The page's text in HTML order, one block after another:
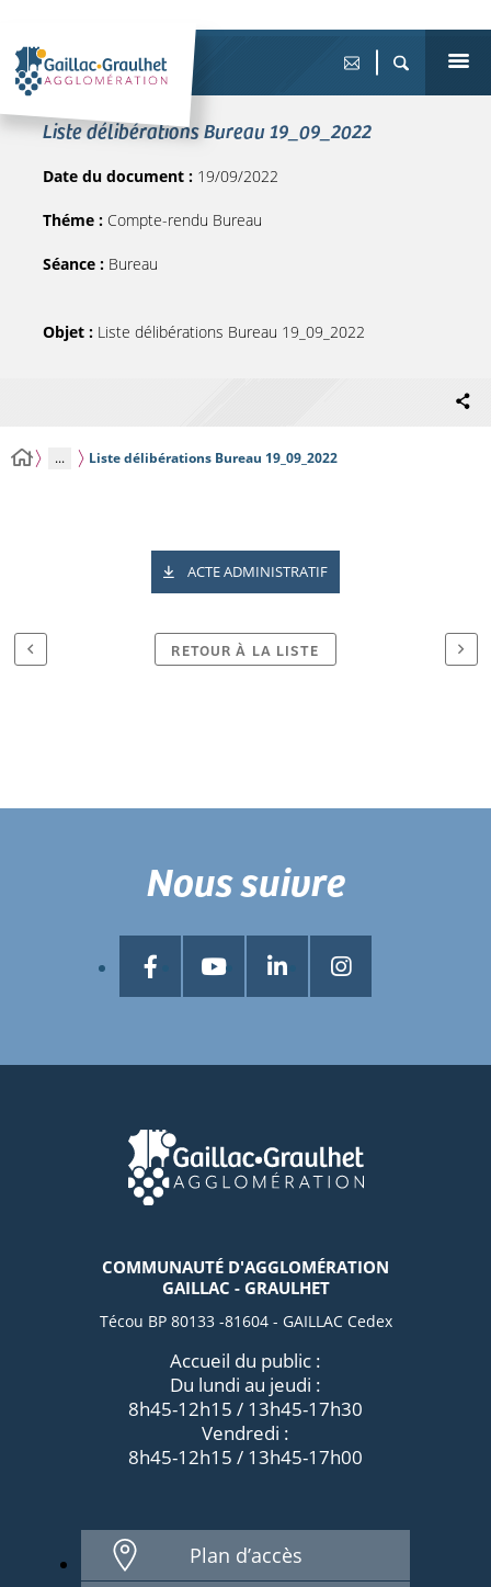
Liste délibérations Bureau 19_09_2022
Date du document : 19/09/2022
Théme : Compte-rendu Bureau
Séance : Bureau
Objet : Liste délibérations Bureau 19_09_2022
... Liste délibérations Bureau 19_09_2022
ACTE ADMINISTRATIF
RETOUR À LA LISTE
COMMUNAUTÉ D'AGGLOMÉRATION
GAILLAC - GRAULHET
Técou BP 80133 -81604 - GAILLAC Cedex
Accueil du public :
Du lundi au jeudi :
8h45-12h15 / 13h45-17h30
Vendredi :
8h45-12h15 / 13h45-17h00
Plan d’accès
Nous suivre